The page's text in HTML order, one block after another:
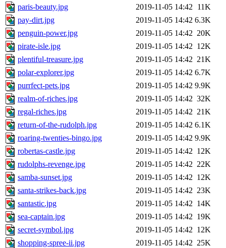
paris-beauty.jpg 2019-11-05 14:42 11K
pay-dirt.jpg
2019-11-05 14:42 6.3K
penguin-power.jpg
2019-11-05 14:42 20K
pirate-isle.jpg
2019-11-05 14:42 12K
plentiful-treasure.jpg
2019-11-05 14:42 21K
polar-explorer.jpg
2019-11-05 14:42 6.7K
purrfect-pets.jpg
2019-11-05 14:42 9.9K
realm-of-riches.jpg
2019-11-05 14:42 32K
regal-riches.jpg
2019-11-05 14:42 21K
return-of-the-rudolph.jpg
2019-11-05 14:42 6.1K
roaring-twenties-bingo.jpg
2019-11-05 14:42 9.9K
robertas-castle.jpg
2019-11-05 14:42 12K
rudolphs-revenge.jpg
2019-11-05 14:42 22K
samba-sunset.jpg
2019-11-05 14:42 12K
santa-strikes-back.jpg
2019-11-05 14:42 23K
santastic.jpg
2019-11-05 14:42 14K
sea-captain.jpg
2019-11-05 14:42 19K
secret-symbol.jpg
2019-11-05 14:42 12K
shopping-spree-ii.jpg
2019-11-05 14:42 25K